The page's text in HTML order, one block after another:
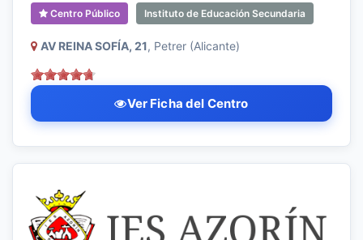
Centro Público Instituto de Educación Secundaria
AV REINA SOFÍA, 21, Petrer (Alicante)
Ver Ficha del Centro